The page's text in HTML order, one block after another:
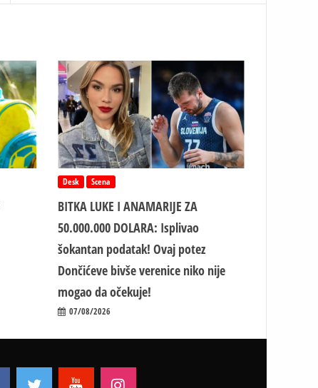
Desk Scena
BITKA LUKE I ANAMARIJE ZA
50.000.000 DOLARA: Isplivao
šokantan podatak! Ovaj potez
Dončićeve bivše verenice niko nije
mogao da očekuje!
07/08/2026